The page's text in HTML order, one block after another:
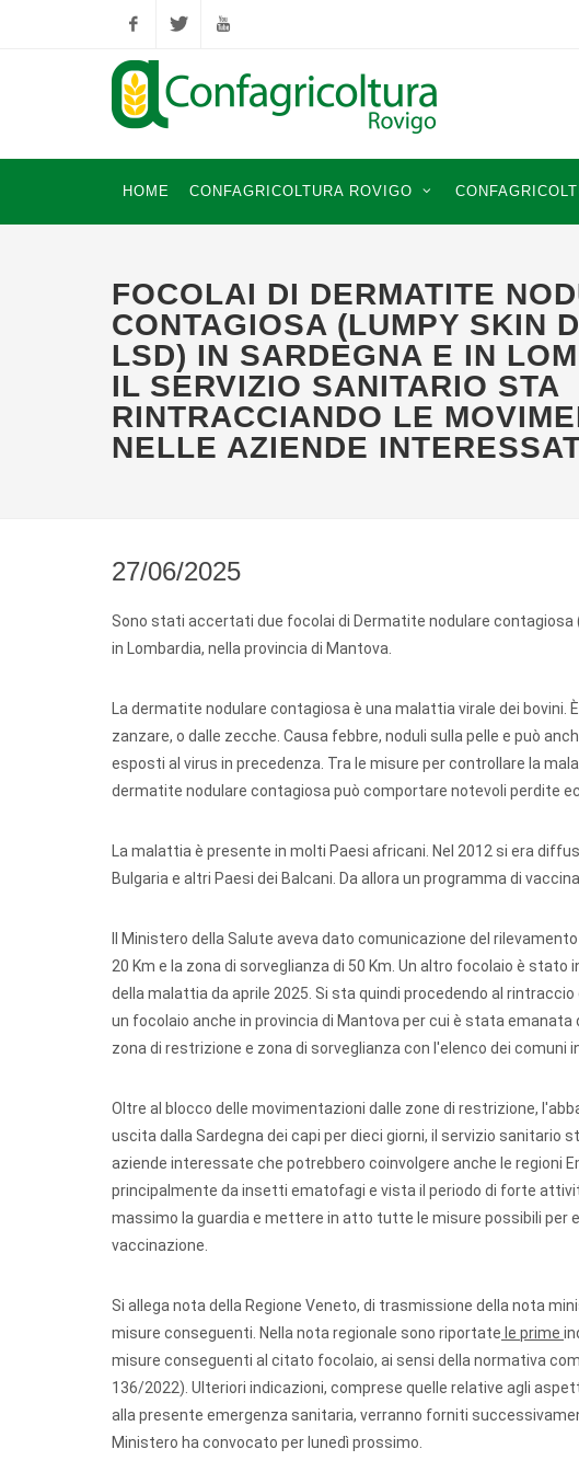
FacebookTwitter YouTube
HOME CONFAGRICOLTURA ROVIGO
FOCOLAI DI DERMATITE
CONTAGIOSA (LUMPY SKIN
LSD) IN SARDEGNA E IN
IL SERVIZIO SANITARIO STA
RINTRACCIANDO LE
NELLE AZIENDE
27/06/2025
Sono stati accertati due focolai di Dermatite nodulare contagiosa
in Lombardia, nella provincia di Mantova.
La dermatite nodulare contagiosa è una malattia virale dei
zanzare, o dalle zecche. Causa febbre, noduli sulla pelle e può
esposti al virus in precedenza. Tra le misure per controllare la
dermatite nodulare contagiosa può comportare notevoli perdite
La malattia è presente in molti Paesi africani. Nel 2012 si era
Bulgaria e altri Paesi dei Balcani. Da allora un programma di
Il Ministero della Salute aveva dato comunicazione del
20 Km e la zona di sorveglianza di 50 Km. Un altro focolaio è
della malattia da aprile 2025. Si sta quindi procedendo al
un focolaio anche in provincia di Mantova per cui è stata
zona di restrizione e zona di sorveglianza con l'elenco dei comuni
Oltre al blocco delle movimentazioni dalle zone di restrizione,
uscita dalla Sardegna dei capi per dieci giorni, il servizio
aziende interessate che potrebbero coinvolgere anche le regioni
principalmente da insetti ematofagi e vista il periodo di forte
massimo la guardia e mettere in atto tutte le misure possibili per
vaccinazione.
Si allega nota della Regione Veneto, di trasmissione della nota
misure conseguenti. Nella nota regionale sono riportate le prime
misure conseguenti al citato focolaio, ai sensi della normativa
136/2022). Ulteriori indicazioni, comprese quelle relative agli
alla presente emergenza sanitaria, verranno forniti
Ministero ha convocato per lunedì prossimo.